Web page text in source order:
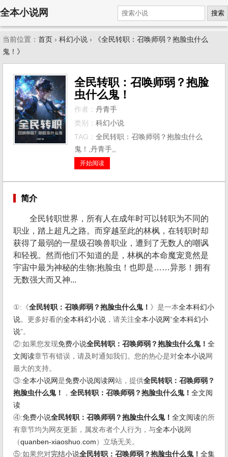
全本小说网 搜索
当前位置： 首页 › 科幻小说 ›
《全民转职：召唤师弱？抱脸虫什么
鬼！》
全民转职：召唤师弱？抱脸
虫什么鬼！
作者： 丹青手
类别： 科幻小说
TAG： 全民转职：召唤师弱？抱脸虫什么
鬼！,丹青手,,
开始阅读
简介
全民转职世界，所有人在成年时可以转职为不同的
职业，踏上超凡之路。而穿越至此的林枫，在转职时却
获得了最弱的一星级召唤兽职业，遭到了无数人的嘲讽
和轻视。然而他们不知道的是，林枫的本命魔宠竟然是
宇宙中最为神秘的生物:抱脸虫！也即是……异形！拥有
无数强大而又神...
①:《全民转职：召唤师弱？抱脸虫什么鬼！ 》是一本全本科幻小
说。更多好看的全本科幻小说 ，请关注全本小说网“全本科幻小
说”。
②:如果您发现免费小说全民转职：召唤师弱？抱脸虫什么鬼！ 全
文阅读章节有错误，请及时通知我们。您的热心是对全本小说网
最大的支持。
③:全本小说网是免费小说阅读网站，提供全民转职：召唤师弱？
抱脸虫什么鬼！
， 全民转职：召唤师弱？抱脸虫什么鬼！ 全文阅
读
④:免费小说全民转职：召唤师弱？抱脸虫什么鬼！ 全文阅读的所
有章节均为网友更新，属发布者个人行为，与全本小说网
（quanben-xiaoshuo.com ）立场无关。
⑤:如果您对完结小说全民转职：召唤师弱？抱脸虫什么鬼！ 全集